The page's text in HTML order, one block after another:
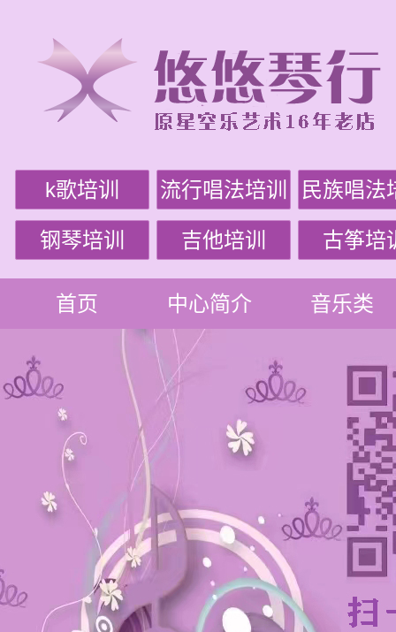
k歌培训 流行唱法培训 民族唱法
钢琴培训 吉他培训 古筝培
首页 中心简介 音乐类